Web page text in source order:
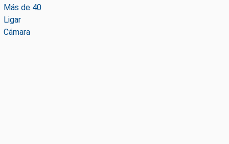
Más de 40
Ligar
Cámara